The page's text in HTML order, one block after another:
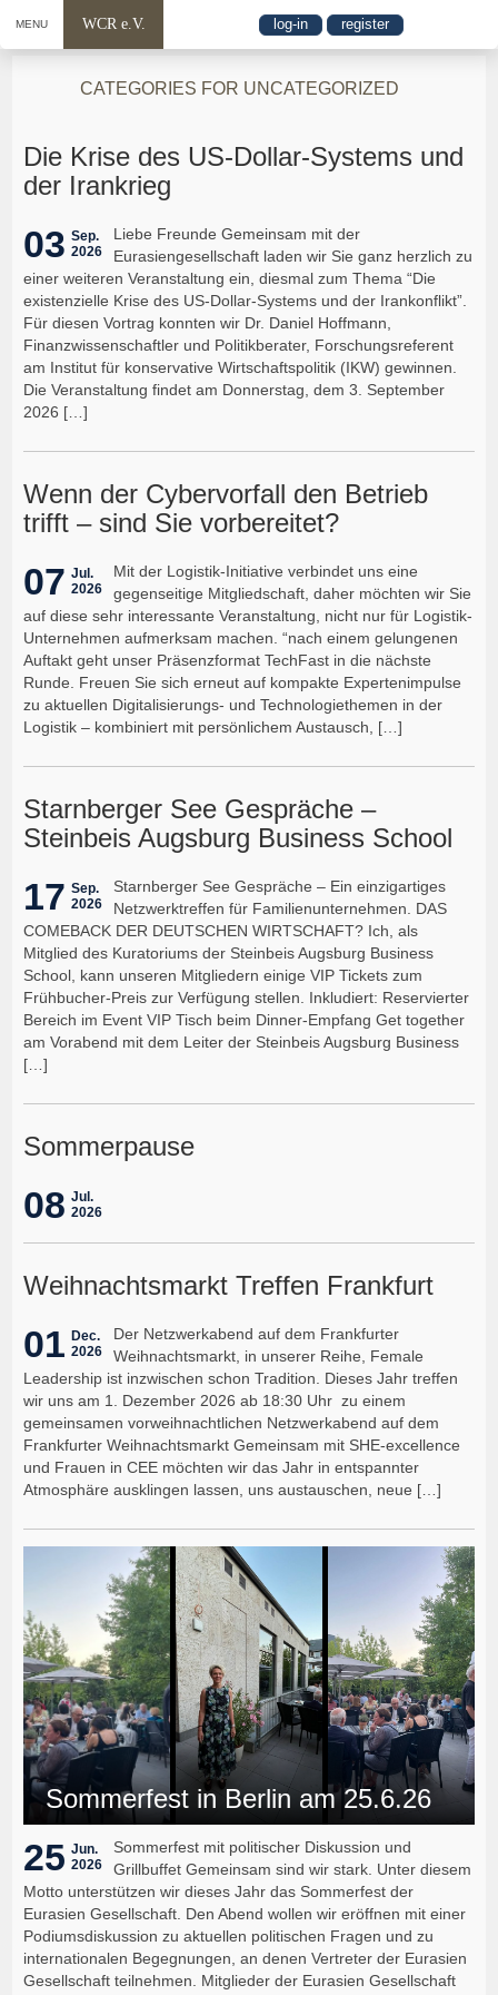
MENU WCR e.V. log-in register
CATEGORIES FOR UNCATEGORIZED
Die Krise des US-Dollar-Systems und
der Irankrieg
03 Sep.
2026
Liebe Freunde Gemeinsam mit der
Eurasiengesellschaft laden wir Sie ganz herzlich zu
einer weiteren Veranstaltung ein, diesmal zum Thema “Die
existenzielle Krise des US-Dollar-Systems und der Irankonflikt”.
Für diesen Vortrag konnten wir Dr. Daniel Hoffmann,
Finanzwissenschaftler und Politikberater, Forschungsreferent
am Institut für konservative Wirtschaftspolitik (IKW) gewinnen.
Die Veranstaltung findet am Donnerstag, dem 3. September
2026 […]
Wenn der Cybervorfall den Betrieb
trifft – sind Sie vorbereitet?
07 Jul.
2026
Mit der Logistik-Initiative verbindet uns eine
gegenseitige Mitgliedschaft, daher möchten wir Sie
auf diese sehr interessante Veranstaltung, nicht nur für Logistik-
Unternehmen aufmerksam machen. “nach einem gelungenen
Auftakt geht unser Präsenzformat TechFast in die nächste
Runde. Freuen Sie sich erneut auf kompakte Expertenimpulse
zu aktuellen Digitalisierungs- und Technologiethemen in der
Logistik – kombiniert mit persönlichem Austausch, […]
Starnberger See Gespräche –
Steinbeis Augsburg Business School
17 Sep.
2026
Starnberger See Gespräche – Ein einzigartiges
Netzwerktreffen für Familienunternehmen. DAS
COMEBACK DER DEUTSCHEN WIRTSCHAFT? Ich, als
Mitglied des Kuratoriums der Steinbeis Augsburg Business
School, kann unseren Mitgliedern einige VIP Tickets zum
Frühbucher-Preis zur Verfügung stellen. Inkludiert: Reservierter
Bereich im Event VIP Tisch beim Dinner-Empfang Get together
am Vorabend mit dem Leiter der Steinbeis Augsburg Business
[…]
Sommerpause
08 Jul.
2026
Weihnachtsmarkt Treffen Frankfurt
01 Dec.
2026
Der Netzwerkabend auf dem Frankfurter
Weihnachtsmarkt, in unserer Reihe, Female
Leadership ist inzwischen schon Tradition. Dieses Jahr treffen
wir uns am 1. Dezember 2026 ab 18:30 Uhr zu einem
gemeinsamen vorweihnachtlichen Netzwerkabend auf dem
Frankfurter Weihnachtsmarkt Gemeinsam mit SHE-excellence
und Frauen in CEE möchten wir das Jahr in entspannter
Atmosphäre ausklingen lassen, uns austauschen, neue […]
Sommerfest in Berlin am 25.6.26
25 Jun.
2026
Sommerfest mit politischer Diskussion und
Grillbuffet Gemeinsam sind wir stark. Unter diesem
Motto unterstützen wir dieses Jahr das Sommerfest der
Eurasien Gesellschaft. Den Abend wollen wir eröffnen mit einer
Podiumsdiskussion zu aktuellen politischen Fragen und zu
internationalen Begegnungen, an denen Vertreter der Eurasien
Gesellschaft teilnehmen. Mitglieder der Eurasien Gesellschaft